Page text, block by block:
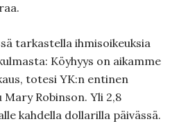
tarkastella ihmisoikeuksia
Köyhyys on aikamme
totesi YK:n entinen
Robinson. Yli 2,8
kahdella dollarilla päivässä.